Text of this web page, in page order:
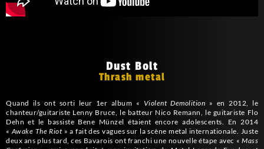
Dust Bolt
Thrash metal
Quand ils ont sorti leur 1er album « Violent Demolition » en 2012, le
chanteur/guitariste Lenny Bruce, le batteur Nico Remann, le guitariste Flo
Dehn et le bassiste Bene Münzel étaient encore adolescents. En 2014
«Awake The Riot » a fait des vagues sur la scène metal internationale. Juste
deux ans plus tard, ces Bavarois ont franchi une nouvelle étape avec « Mass